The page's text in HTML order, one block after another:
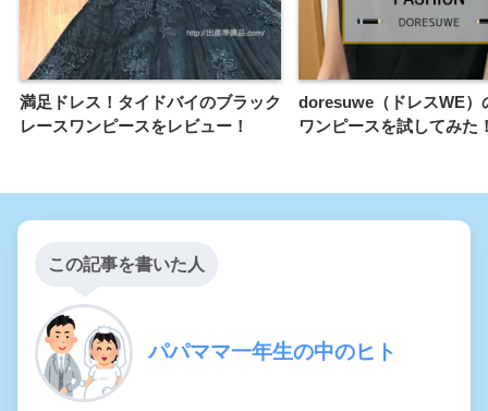
満足ドレス！タイドバイのブラック
レースワンピースをレビュー！
doresuwe（ドレスWE）
ワンピースを試してみた
この記事を書いた人
パパママ一年生の中のヒト